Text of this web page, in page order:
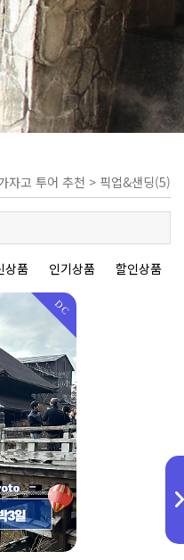
자고 투어 추천 > 픽업&샌딩(5)
상품 인기상품 할인상품
DC